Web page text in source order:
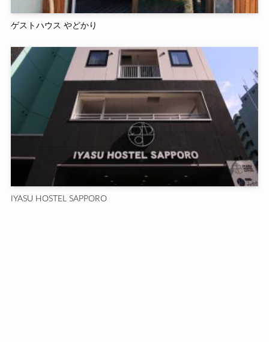
ゲストハウス やどかり
IYASU HOSTEL SAPPORO